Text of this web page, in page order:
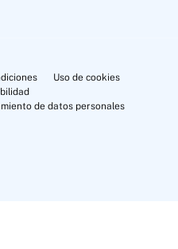
Uso de cookies
de datos personales